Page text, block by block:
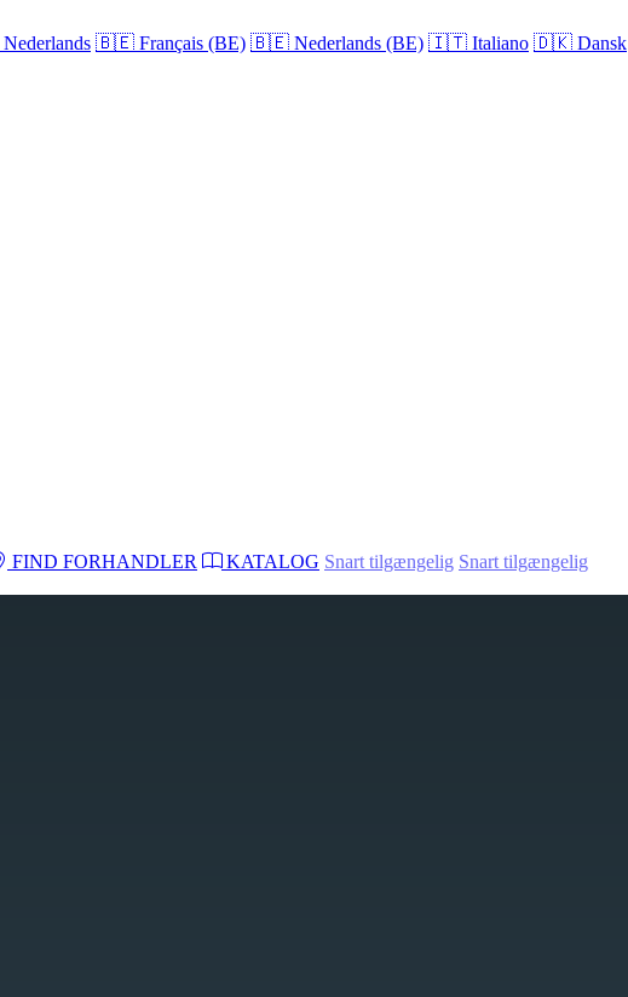
Nederlands 🇧🇪 Français (BE) 🇧🇪 Nederlands (BE) 🇮🇹 Italiano 🇩🇰 Dansk
FIND FORHANDLER KATALOG Snart tilgængelig Snart tilgængelig